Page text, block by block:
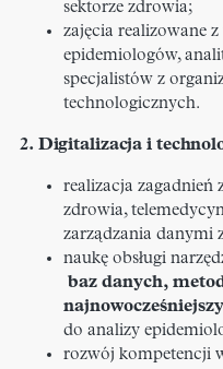
sektorze zdrowia;
zajęcia realizowane z
epidemiologów,
specjalistów z
technologicznych.
2. Digitalizacja i
realizacja zagadnień
zdrowia,
zarządzania danymi
naukę obsługi
baz danych,
do analizy
rozwój kompetencji